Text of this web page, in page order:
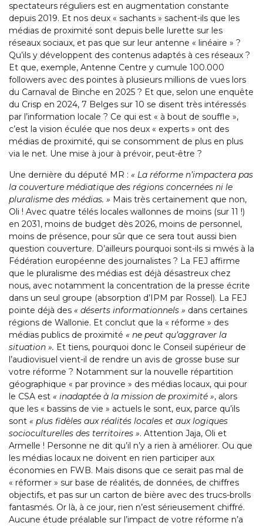
spectateurs réguliers est en augmentation constante
depuis 2019. Et nos deux « sachants » sachent-ils que les
médias de proximité sont depuis belle lurette sur les
réseaux sociaux, et pas que sur leur antenne « linéaire » ?
Qu’ils y développent des contenus adaptés à ces réseaux ?
Et que, exemple, Antenne Centre y cumule 100.000
followers avec des pointes à plusieurs millions de vues lors
du Carnaval de Binche en 2025 ? Et que, selon une enquête
du Crisp en 2024, 7 Belges sur 10 se disent très intéressés
par l’information locale ? Ce qui est « à bout de souffle »,
c’est la vision éculée que nos deux « experts » ont des
médias de proximité, qui se consomment de plus en plus
via le net. Une mise à jour à prévoir, peut-être ?
Une dernière du député MR : « La réforme n’impactera pas
la couverture médiatique des régions concernées ni le
pluralisme des médias. » Mais très certainement que non,
Oli ! Avec quatre télés locales wallonnes de moins (sur 11 !)
en 2031, moins de budget dès 2026, moins de personnel,
moins de présence, pour sûr que ce sera tout aussi bien
question couverture. D’ailleurs pourquoi sont-ils si mwés à la
Fédération européenne des journalistes ? La FEJ affirme
que le pluralisme des médias est déjà désastreux chez
nous, avec notamment la concentration de la presse écrite
dans un seul groupe (absorption d’IPM par Rossel). La FEJ
pointe déjà des « déserts informationnels » dans certaines
régions de Wallonie. Et conclut que la « réforme » des
médias publics de proximité « ne peut qu’aggraver la
situation ». Et tiens, pourquoi donc le Conseil supérieur de
l’audiovisuel vient-il de rendre un avis de grosse buse sur
votre réforme ? Notamment sur la nouvelle répartition
géographique « par province » des médias locaux, qui pour
le CSA est « inadaptée à la mission de proximité », alors
que les « bassins de vie » actuels le sont, eux, parce qu’ils
sont « plus fidèles aux réalités locales et aux logiques
socioculturelles des territoires ». Attention Jaja, Oli et
Armelle ! Personne ne dit qu’il n’y a rien à améliorer. Ou que
les médias locaux ne doivent en rien participer aux
économies en FWB. Mais disons que ce serait pas mal de
« réformer » sur base de réalités, de données, de chiffres
objectifs, et pas sur un carton de bière avec des trucs-brolls
fantasmés. Or là, à ce jour, rien n’est sérieusement chiffré.
Aucune étude préalable sur l’impact de votre réforme n’a